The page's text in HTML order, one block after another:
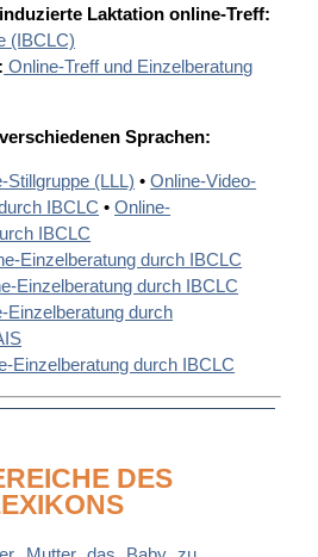
Laktation online-Treff:
(IBCLC)
Online-Treff und Einzelberatung
Sprachen:
Stillgruppe (LLL) •Online-Video-
IBCLC •Online-
IBCLC
Einzelberatung durch IBCLC
Einzelberatung durch IBCLC
Einzelberatung durch
Einzelberatung durch IBCLC
DES